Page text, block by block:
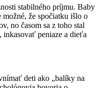
stabilného príjmu. Baby
že spočiatku išlo o
no časom sa z toho stal
peniaze a dieťa
deti ako „balíky na